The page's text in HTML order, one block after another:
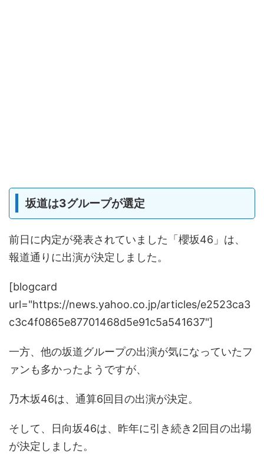
坂道は3グループが選定
前日に内定が発表されていました「櫻坂46」は、
報道通りに出演が決定しました。
[blogcard
url="https://news.yahoo.co.jp/articles/e2523ca3
c3c4f0865e87701468d5e91c5a541637"]
一方、他の坂道グループの出演が気になっていたフ
ァンも多かったようですが、
乃木坂46は、通算6回目の出演が決定。
そして、日向坂46は、昨年に引き続き2回目の出場
が決定しました。